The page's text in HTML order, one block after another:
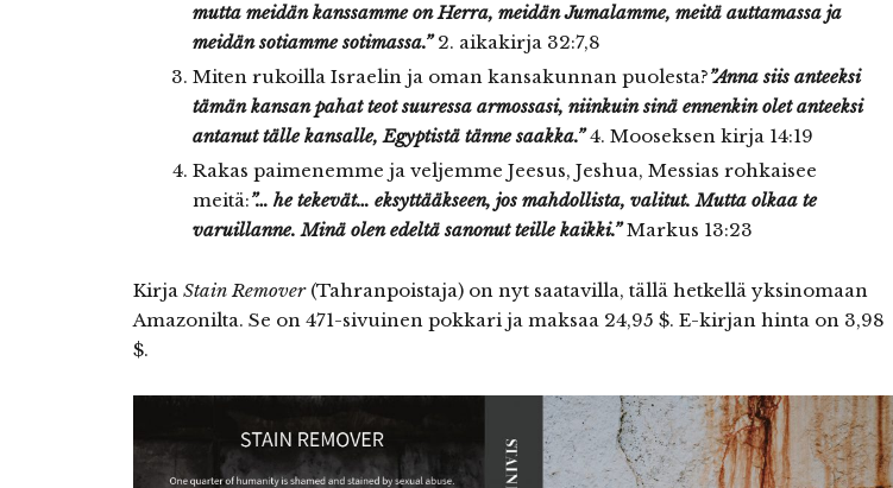
mutta meidän kanssamme on Herra, meidän Jumalamme, meitä auttamassa ja
meidän sotiamme sotimassa.”2. aikakirja 32:7,8
Miten rukoilla Israelin ja oman kansakunnan puolesta?”Anna siis anteeksi
tämän kansan pahat teot suuressa armossasi, niinkuin sinä ennenkin olet anteeksi
antanut tälle kansalle, Egyptistä tänne saakka.”4. Mooseksen kirja 14:19
Rakas paimenemme ja veljemme Jeesus, Jeshua, Messias rohkaisee
meitä:”… he tekevät… eksyttääkseen, jos mahdollista, valitut. Mutta olkaa te
varuillanne. Minä olen edeltä sanonut teille kaikki.”Markus 13:23
Kirja Stain Remover (Tahranpoistaja) on nyt saatavilla, tällä hetkellä yksinomaan
Amazonilta. Se on 471-sivuinen pokkari ja maksaa 24,95 $. E-kirjan hinta on 3,98
$.